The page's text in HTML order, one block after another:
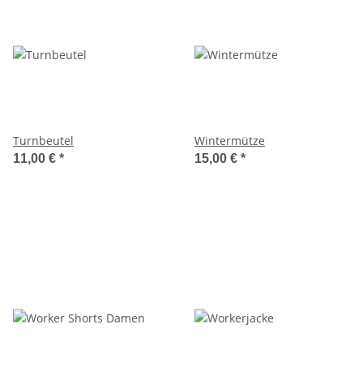
Turnbeutel
11,00 € *
Wintermütze
15,00 € *